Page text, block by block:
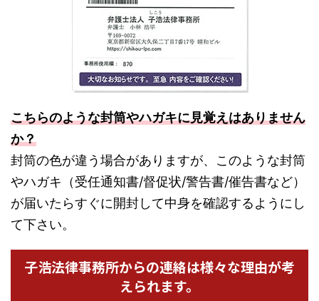
こちらのような封筒やハガキに見覚えはありません
か？
封筒の色が違う場合がありますが、このような封筒
やハガキ（受任通知書/督促状/警告書/催告書など）
が届いたらすぐに開封して中身を確認するようにし
て下さい。
子浩法律事務所からの連絡は様々な理由が考
えられます。